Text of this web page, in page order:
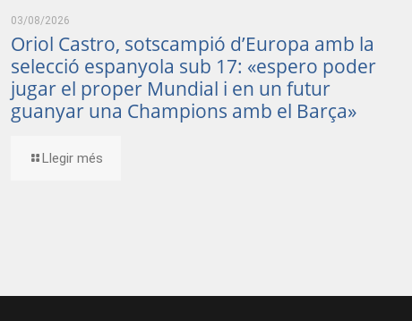
03/08/2026
Oriol Castro, sotscampió d’Europa amb la
selecció espanyola sub 17: «espero poder
jugar el proper Mundial i en un futur
guanyar una Champions amb el Barça»
Llegir més